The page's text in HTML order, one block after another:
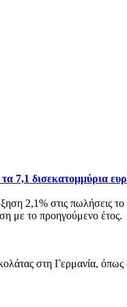
7,1 δισεκατομμύρια
2,1% στις πωλήσεις
με το προηγούμενο έτος.
στη Γερμανία,